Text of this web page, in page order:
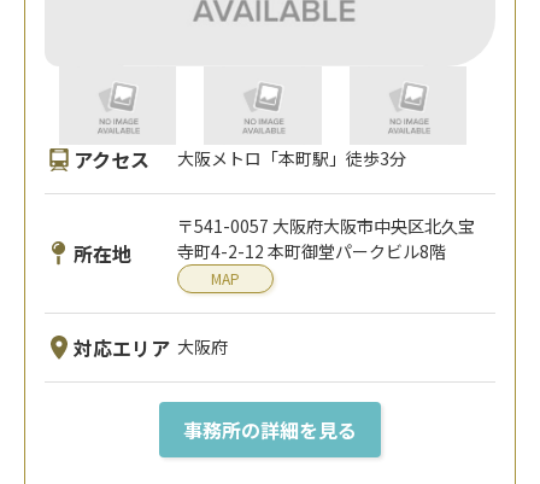
アクセス 大阪メトロ「本町駅」徒歩3分
所在地
〒541-0057 大阪府大阪市中央区北久宝
寺町4-2-12 本町御堂パークビル8階
MAP
対応エリア 大阪府
事務所の詳細を見る